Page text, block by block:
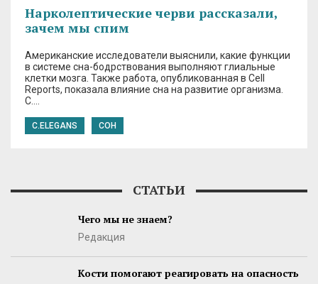
Нарколептические черви рассказали,
зачем мы спим
Американские исследователи выяснили, какие функции
в системе сна-бодрствования выполняют глиальные
клетки мозга. Также работа, опубликованная в Cell
Reports, показала влияние сна на развитие организма.
C….
C.ELEGANS СОН
СТАТЬИ
Чего мы не знаем?
Редакция
Кости помогают реагировать на опасность